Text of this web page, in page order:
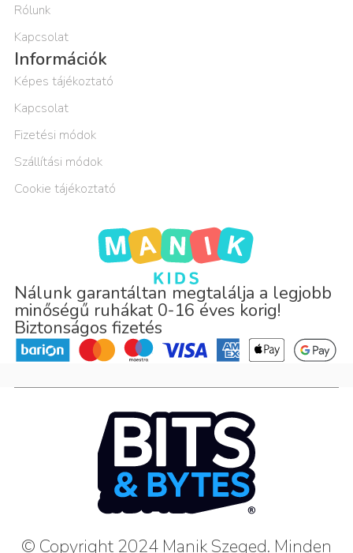
Nálunk garantáltan megtalálja a legjobb
minőségű ruhákat 0-16 éves korig!
Biztonságos fizetés
Rólunk
Kapcsolat
Információk
Képes tájékoztató
Kapcsolat
Fizetési módok
Szállítási módok
Cookie tájékoztató
© Copyright 2024 Manik Szeged. Minden